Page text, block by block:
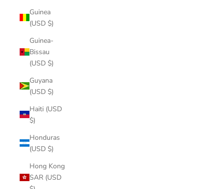
Guinea
(USD $)
Guinea-
Bissau
(USD $)
Guyana
(USD $)
Haiti (USD
$)
Honduras
(USD $)
Hong Kong
SAR (USD